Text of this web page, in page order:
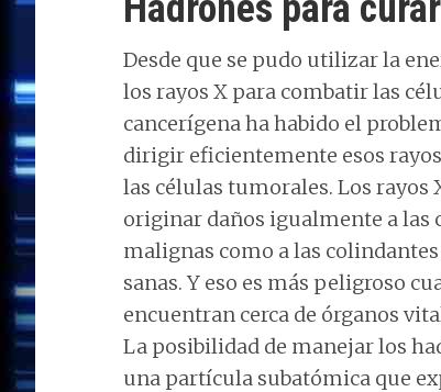
Desde que se pudo utilizar la
los rayos X para combatir las
cancerígena ha habido el
dirigir eficientemente esos
las células tumorales. Los rayos
originar daños igualmente a las
malignas como a las
sanas. Y eso es más peligroso
encuentran cerca de órganos
La posibilidad de manejar los
una partícula subatómica que